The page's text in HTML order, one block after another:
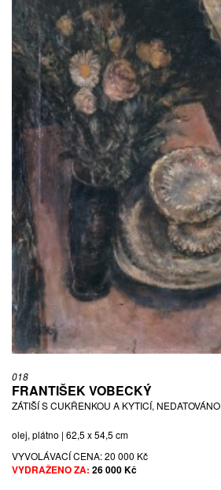
018
FRANTIŠEK VOBECKÝ
ZÁTIŠÍ S CUKŘENKOU A KYTICÍ, NEDATOVÁNO
olej, plátno | 62,5 x 54,5 cm
VYVOLÁVACÍ CENA:20 000 Kč
VYDRAŽENO ZA: 26 000 Kč